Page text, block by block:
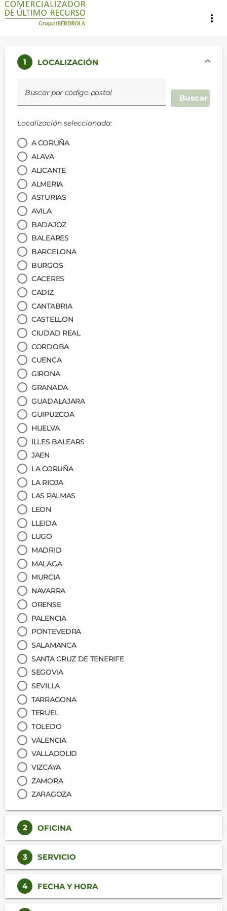
more_vert
1 LOCALIZACIÓN
Buscar por código postal
Buscar
Localización seleccionada:
A CORUÑA
ALAVA
ALICANTE
ALMERIA
ASTURIAS
AVILA
BADAJOZ
BALEARES
BARCELONA
BURGOS
CACERES
CADIZ
CANTABRIA
CASTELLON
CIUDAD REAL
CORDOBA
CUENCA
GIRONA
GRANADA
GUADALAJARA
GUIPUZCOA
HUELVA
ILLES BALEARS
JAEN
LA CORUÑA
LA RIOJA
LAS PALMAS
LEON
LLEIDA
LUGO
MADRID
MALAGA
MURCIA
NAVARRA
ORENSE
PALENCIA
PONTEVEDRA
SALAMANCA
SANTA CRUZ DE TENERIFE
SEGOVIA
SEVILLA
TARRAGONA
TERUEL
TOLEDO
VALENCIA
VALLADOLID
VIZCAYA
ZAMORA
ZARAGOZA
2 OFICINA
3 SERVICIO
4 FECHA Y HORA